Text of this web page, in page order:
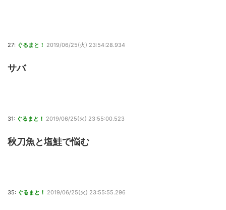
27: ぐるまと！ 2019/06/25(火) 23:54:28.934
サバ
31: ぐるまと！ 2019/06/25(火) 23:55:00.523
秋刀魚と塩鮭で悩む
35: ぐるまと！ 2019/06/25(火) 23:55:55.296